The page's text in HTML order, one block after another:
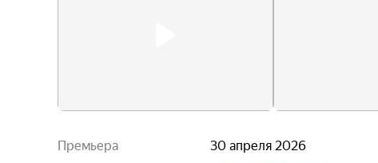
Премьера
30 апреля 2026